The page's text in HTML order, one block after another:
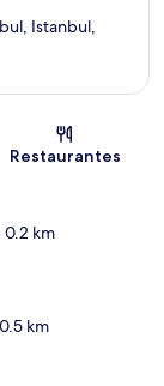
Istanbul,
Restaurantes
0.2 km
km